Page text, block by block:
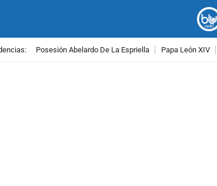
Posesión Abelardo De La Espriella Papa León XIV